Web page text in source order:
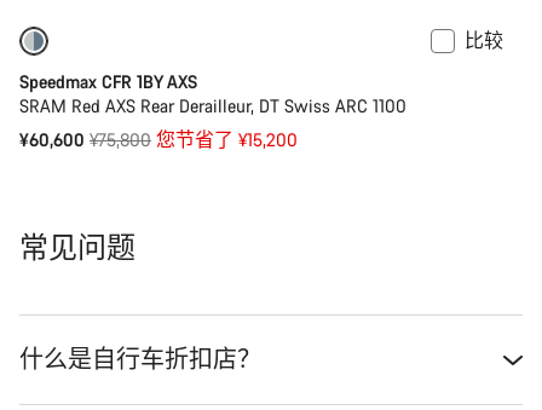
比较
Speedmax CFR 1BY AXS
SRAM Red AXS Rear Derailleur, DT Swiss ARC 1100
¥60,600 原
¥75,800 您节省了 ¥15,200
常见问题
什么是自行车折扣店？